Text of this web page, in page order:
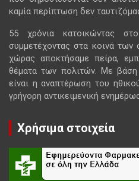
καμία περίπτωση δεν
55 χρόνια κατοικώντας
συμμετέχοντας στα κοινά των
χώρας αποκτήσαμε πείρα,
θέματα των πολιτών. Με
είναι η αναπτέρωση του
γρήγορη αντικειμενική
Χρήσιμα στοιχεία